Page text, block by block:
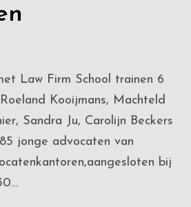
Law Firm School trainen 6
Kooijmans, Machteld
Sandra Ju, Carolijn Beckers
jonge advocaten van
bij